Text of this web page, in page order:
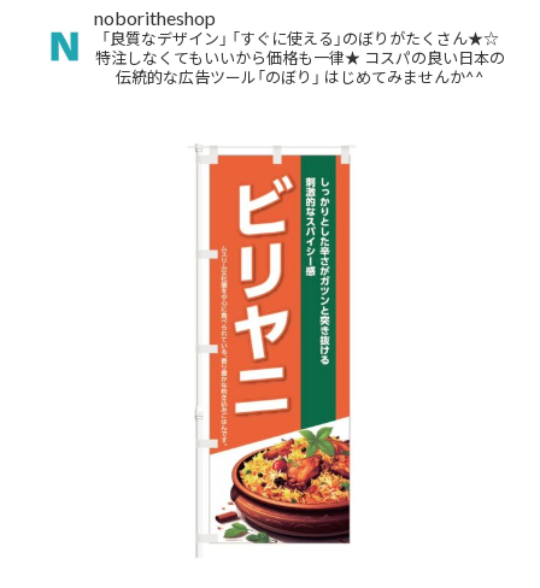
noboritheshop
「良質なデザイン」 「すぐに使える」のぼりがたくさん★☆
特注しなくてもいいから価格も一律★ コスパの良い日本の
伝統的な広告ツール「のぼり」 はじめてみませんか^^